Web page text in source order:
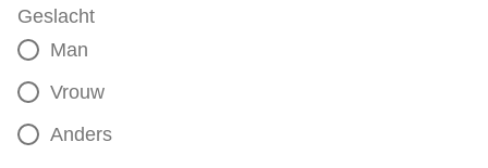
Geslacht
Man
Vrouw
Anders